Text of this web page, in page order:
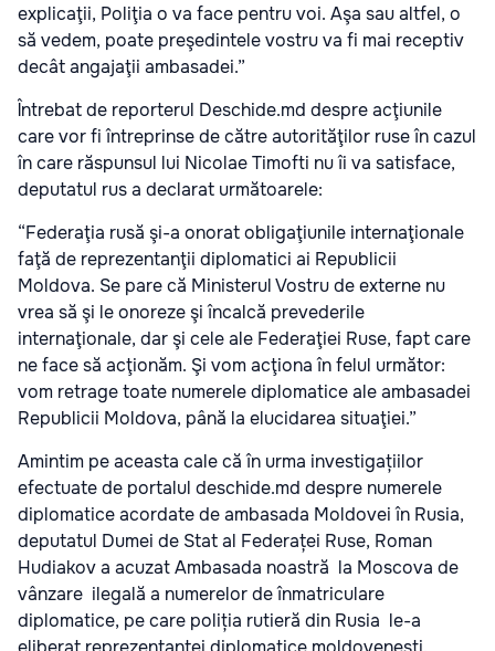
explicaţii, Poliţia o va face pentru voi. Aşa sau altfel, o
să vedem, poate preşedintele vostru va fi mai receptiv
decât angajaţii ambasadei.”
Întrebat de reporterul Deschide.md despre acţiunile
care vor fi întreprinse de către autorităţilor ruse în cazul
în care răspunsul lui Nicolae Timofti nu îi va satisface,
deputatul rus a declarat următoarele:
“Federaţia rusă şi-a onorat obligaţiunile internaţionale
faţă de reprezentanţii diplomatici ai Republicii
Moldova. Se pare că Ministerul Vostru de externe nu
vrea să şi le onoreze şi încalcă prevederile
internaţionale, dar şi cele ale Federaţiei Ruse, fapt care
ne face să acţionăm. Şi vom acţiona în felul următor:
vom retrage toate numerele diplomatice ale ambasadei
Republicii Moldova, până la elucidarea situaţiei.”
Amintim pe aceasta cale că în urma investigațiilor
efectuate de portalul deschide.md despre numerele
diplomatice acordate de ambasada Moldovei în Rusia,
deputatul Dumei de Stat al Federaței Ruse, Roman
Hudiakov a acuzat Ambasada noastră la Moscova de
vânzare ilegală a numerelor de înmatriculare
diplomatice, pe care poliția rutieră din Rusia le-a